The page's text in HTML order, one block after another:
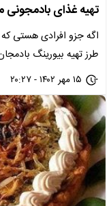
تهیه غذای بادمجونی
اگه جزو افرادی هستی
طرز تهیه بیورینگ
۱۵ مهر ۱۴۰۲ - ۲۰:۲۷